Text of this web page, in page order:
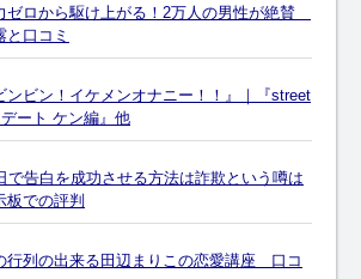
ロから駆け上がる！2万人の男性が絶賛
口コミ
ンビン！イケメンオナニー！！』｜『street
ート ケン編』他
で告白を成功させる方法は詐欺という噂は
板での評判
行列の出来る田辺まりこの恋愛講座 口コ